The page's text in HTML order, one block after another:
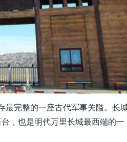
完整的一座古代军事关隘。长
，也是明代万里长城最西端的一